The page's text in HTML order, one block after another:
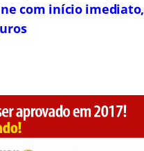
com início imediato,